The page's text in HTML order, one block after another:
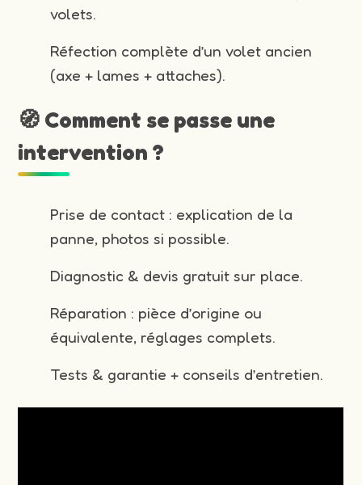
volets.
Réfection complète d’un volet ancien
(axe + lames + attaches).
🧭 Comment se passe une
intervention ?
Prise de contact : explication de la
panne, photos si possible.
Diagnostic & devis gratuit sur place.
Réparation : pièce d’origine ou
équivalente, réglages complets.
Tests & garantie + conseils d’entretien.